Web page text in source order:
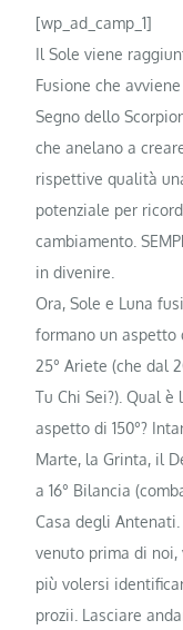
[wp_ad_camp_1]
Il Sole viene
Fusione che
Segno dello
che anelano a
rispettive qualità
potenziale per
cambiamento.
in divenire.
Ora, Sole e Luna
formano un aspetto
25° Ariete (che dal
Tu Chi Sei?). Qual
aspetto di 150°?
Marte, la Grinta, il
a 16° Bilancia
Casa degli
venuto prima di noi,
più volersi
prozii. Lasciare